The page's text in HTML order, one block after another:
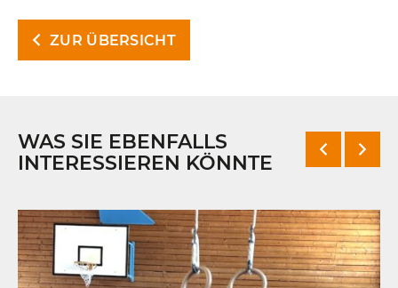
ZUR ÜBERSICHT
WAS SIE EBENFALLS
INTERESSIEREN KÖNNTE